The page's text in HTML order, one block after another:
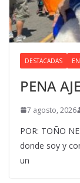
DESTACADAS
PENA
7 agosto, 2026
POR: TOÑO
donde soy y
un